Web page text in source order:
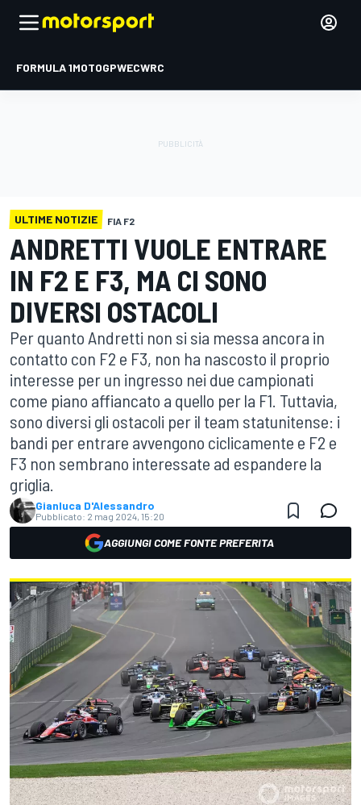
FORMULA 1MOTOGPWECWRC
ULTIME NOTIZIE FIA F2
ANDRETTI VUOLE ENTRARE
IN F2 E F3, MA CI SONO
DIVERSI OSTACOLI
Per quanto Andretti non si sia messa ancora in
contatto con F2 e F3, non ha nascosto il proprio
interesse per un ingresso nei due campionati
come piano affiancato a quello per la F1. Tuttavia,
sono diversi gli ostacoli per il team statunitense: i
bandi per entrare avvengono ciclicamente e F2 e
F3 non sembrano interessate ad espandere la
griglia.
Gianluca D'Alessandro
Pubblicato: 2 mag 2024, 15:20
AGGIUNGI COME FONTE PREFERITA